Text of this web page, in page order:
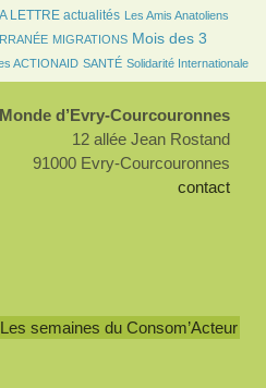
LETTRE actualités Les Amis Anatoliens
MIGRATIONS Mois des 3
ACTIONAID SANTÉ Solidarité Internationale
d’Evry-Courcouronnes
12 allée Jean Rostand
91000 Evry-Courcouronnes
contact
semaines du Consom’Acteur